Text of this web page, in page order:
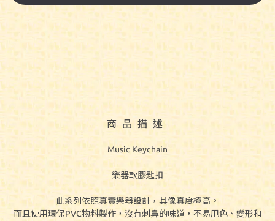
商品描述
Music Keychain
樂器軟膠匙扣
此系列依照真實樂器設計，其像真度極高。
而且使用環保PVC物料製作，沒有刺鼻的味道，不易甩色、變形和